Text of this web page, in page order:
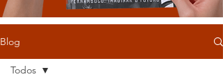
Blog
Todos